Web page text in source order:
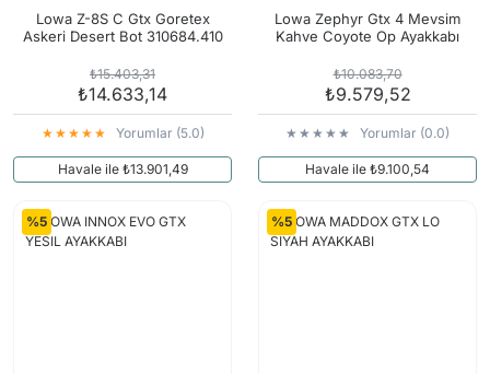
Lowa Z-8S C Gtx Goretex
Askeri Desert Bot 310684.410
₺15.403,31
₺14.633,14
Yorumlar (5.0)
Havale ile ₺13.901,49
Lowa Zephyr Gtx 4 Mevsim
Kahve Coyote Op Ayakkabı
₺10.083,70
₺9.579,52
Yorumlar (0.0)
Havale ile ₺9.100,54
%5 %5